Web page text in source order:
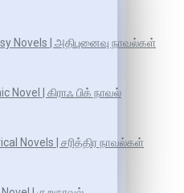
Novels | அதிபுனைவு நாவல்கள்
Novel | கிராஃ பிக் நாவல்
Novels | சரித்திர நாவல்கள்